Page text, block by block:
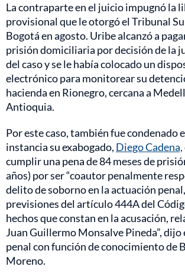
La contraparte en el juicio impugnó la
provisional que le otorgó el Tribunal
Bogotá en agosto. Uribe alcanzó a
prisión domiciliaria por decisión de la
del caso y se le había colocado un
electrónico para monitorear su
hacienda en Rionegro, cercana a
Antioquia.
Por este caso, también fue condenado
instancia su exabogado, Diego Cadena,
cumplir una pena de 84 meses de
años) por ser “coautor penalmente
delito de soborno en la actuación
previsiones del artículo 444A del
hechos que constan en la acusación,
Juan Guillermo Monsalve Pineda”,
penal con función de conocimiento de
Moreno.